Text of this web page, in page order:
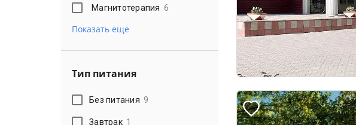
Магнитотерапия 6
Показать еще
Тип питания
Без питания 9
Завтрак 1